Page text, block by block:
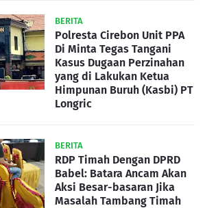
BERITA
Polresta Cirebon Unit PPA
Di Minta Tegas Tangani
Kasus Dugaan Perzinahan
yang di Lakukan Ketua
Himpunan Buruh (Kasbi) PT
Longric
BERITA
RDP Timah Dengan DPRD
Babel: Batara Ancam Akan
Aksi Besar-basaran Jika
Masalah Tambang Timah